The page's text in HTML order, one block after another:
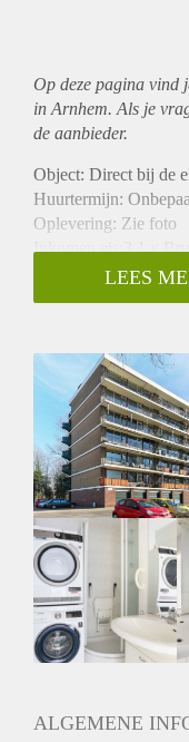
Op deze pagina vind
in Arnhem. Als je
de aanbieder.
Object: Direct bij de
Huurtermijn:
Oplevering: Zie foto
Inkomen eis:3,1 x
Garantiestelling
Borg: 1 Maand
Huisdieren
Huurtoeslag grens: Nee
Geschikt voor
LEES
ALGEMENE